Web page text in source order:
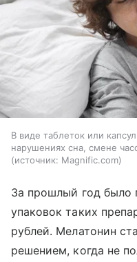
В виде таблеток или
нарушениях сна, смене
источник: Magnific.com
За прошлый год было
упаковок таких
рублей. Мелатонин
решением, когда не